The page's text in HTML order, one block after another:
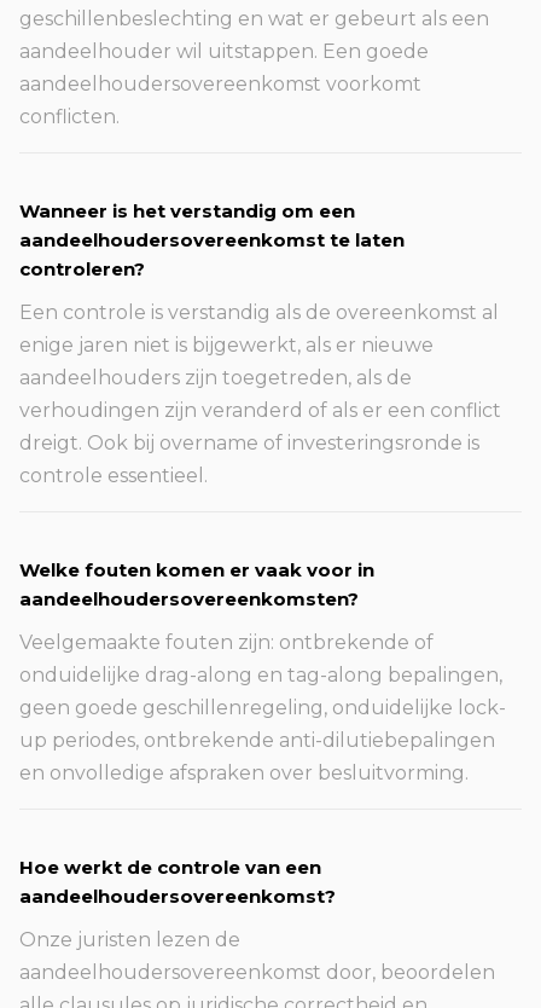
geschillenbeslechting en wat er gebeurt als een
aandeelhouder wil uitstappen. Een goede
aandeelhoudersovereenkomst voorkomt
conflicten.
Wanneer is het verstandig om een
aandeelhoudersovereenkomst te laten
controleren?
Een controle is verstandig als de overeenkomst al
enige jaren niet is bijgewerkt, als er nieuwe
aandeelhouders zijn toegetreden, als de
verhoudingen zijn veranderd of als er een conflict
dreigt. Ook bij overname of investeringsronde is
controle essentieel.
Welke fouten komen er vaak voor in
aandeelhoudersovereenkomsten?
Veelgemaakte fouten zijn: ontbrekende of
onduidelijke drag-along en tag-along bepalingen,
geen goede geschillenregeling, onduidelijke lock-
up periodes, ontbrekende anti-dilutiebepalingen
en onvolledige afspraken over besluitvorming.
Hoe werkt de controle van een
aandeelhoudersovereenkomst?
Onze juristen lezen de
aandeelhoudersovereenkomst door, beoordelen